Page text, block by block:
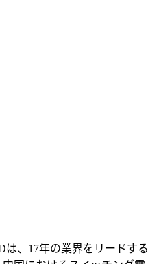
は、17年の業界をリードする